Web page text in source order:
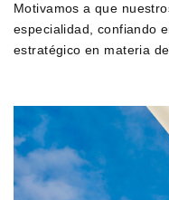
Motivamos a que
especialidad, confiando
estratégico en materia